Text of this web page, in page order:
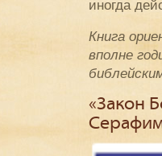
иногда
Книга
вполне
«Закон